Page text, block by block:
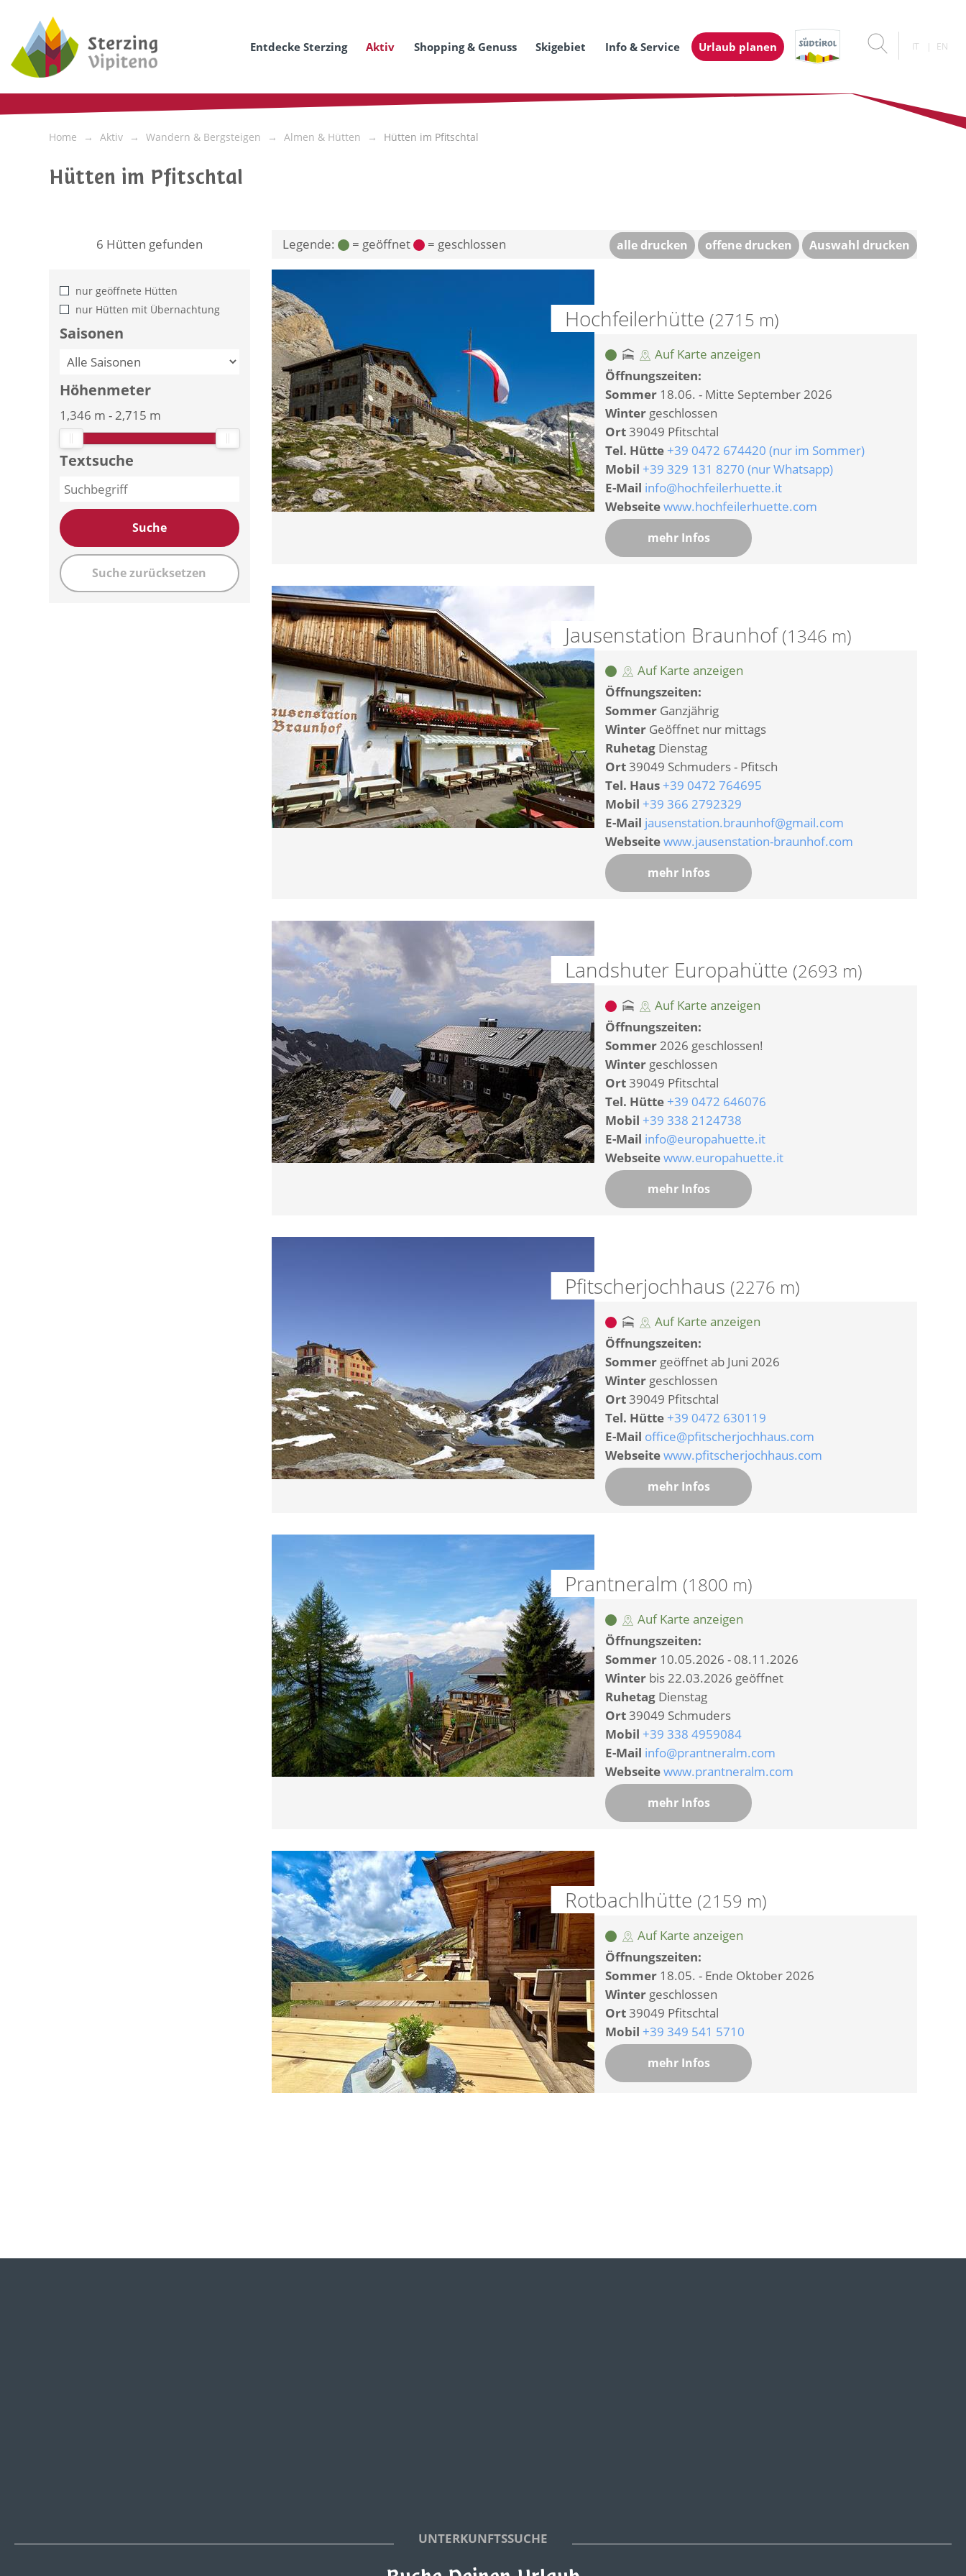
Entdecke Sterzing Aktiv Shopping & Genuss Skigebiet Info & Service Urlaub planen IT EN
Home Aktiv Wandern & Bergsteigen Almen & Hütten Hütten im Pfitschtal
Hütten im Pfitschtal
6 Hütten gefunden
nur geöffnete Hütten
nur Hütten mit Übernachtung
Saisonen
Höhenmeter
1,346 m -2,715 m
Textsuche
Suche
Suche zurücksetzen
alle drucken offene drucken Auswahl drucken
Legende: = geöffnet = geschlossen
Hochfeilerhütte (2715 m)
Auf Karte anzeigen
Öffnungszeiten:
Sommer 18.06. - Mitte September 2026
Winter geschlossen
Ort39049 Pfitschtal
Tel. Hütte +39 0472 674420 (nur im Sommer)
Mobil +39 329 131 8270 (nur Whatsapp)
E-Mail info@hochfeilerhuette.it
Webseitewww.hochfeilerhuette.com
mehr Infos
Jausenstation Braunhof(1346 m)
Auf Karte anzeigen
Öffnungszeiten:
Sommer Ganzjährig
Winter Geöffnet nur mittags
Ruhetag Dienstag
Ort39049 Schmuders - Pfitsch
Tel. Haus +39 0472 764695
Mobil +39 366 2792329
E-Mail jausenstation.braunhof@gmail.com
Webseitewww.jausenstation-braunhof.com
mehr Infos
Landshuter Europahütte (2693 m)
Auf Karte anzeigen
Öffnungszeiten:
Sommer 2026 geschlossen!
Winter geschlossen
Ort39049 Pfitschtal
Tel. Hütte +39 0472 646076
Mobil +39 338 2124738
E-Mail info@europahuette.it
Webseitewww.europahuette.it
mehr Infos
Pfitscherjochhaus (2276 m)
Auf Karte anzeigen
Öffnungszeiten:
Sommer geöffnet ab Juni 2026
Winter geschlossen
Ort39049 Pfitschtal
Tel. Hütte +39 0472 630119
E-Mail office@pfitscherjochhaus.com
Webseitewww.pfitscherjochhaus.com
mehr Infos
Prantneralm (1800 m)
Auf Karte anzeigen
Öffnungszeiten:
Sommer 10.05.2026 - 08.11.2026
Winter bis 22.03.2026 geöffnet
Ruhetag Dienstag
Ort39049 Schmuders
Mobil +39 338 4959084
E-Mail info@prantneralm.com
Webseitewww.prantneralm.com
mehr Infos
Rotbachlhütte (2159 m)
Auf Karte anzeigen
Öffnungszeiten:
Sommer 18.05. - Ende Oktober 2026
Winter geschlossen
Ort39049 Pfitschtal
Mobil +39 349 541 5710
mehr Infos
UNTERKUNFTSSUCHE